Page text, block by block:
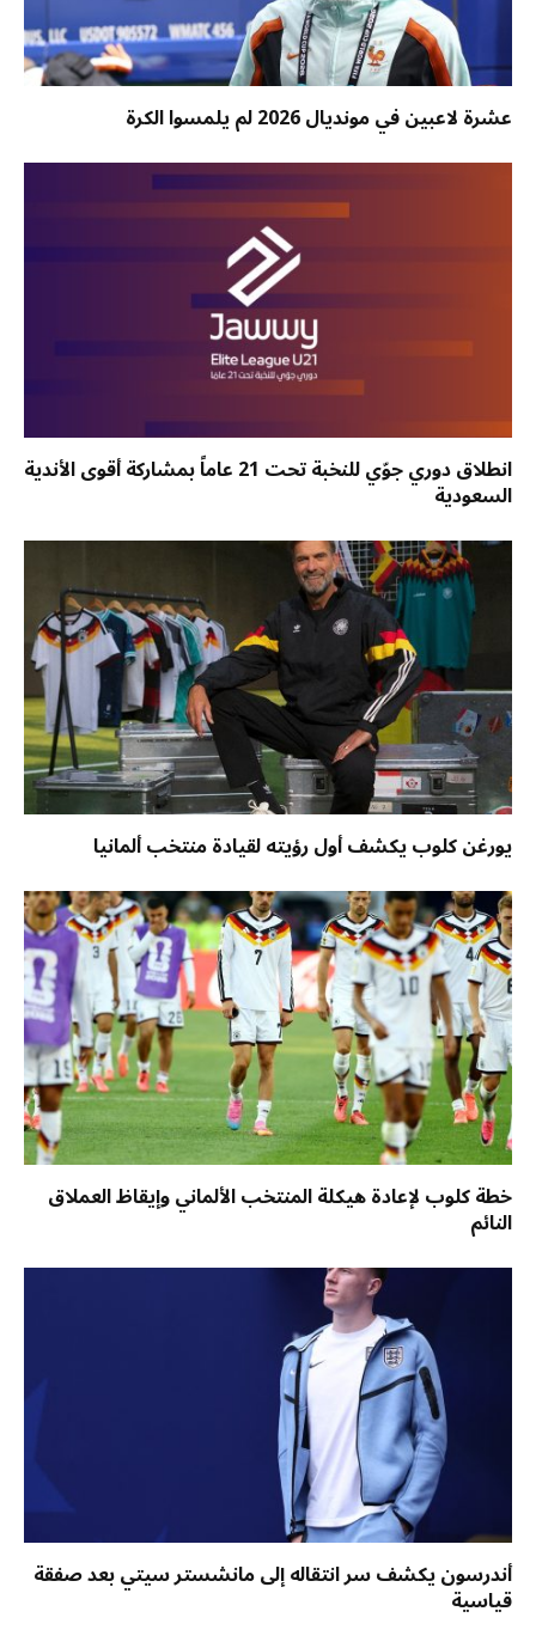
عشرة لاعبين في مونديال 2026 لم يلمسوا الكرة
انطلاق دوري جوّي للنخبة تحت 21 عاماً بمشاركة أقوى الأندية
السعودية
يورغن كلوب يكشف أول رؤيته لقيادة منتخب ألمانيا
خطة كلوب لإعادة هيكلة المنتخب الألماني وإيقاظ العملاق
النائم
أندرسون يكشف سر انتقاله إلى مانشستر سيتي بعد صفقة
قياسية